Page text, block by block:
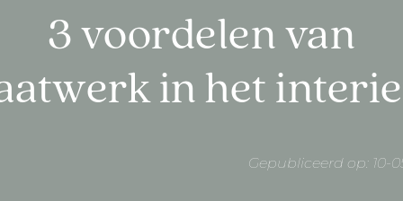
3 voordelen van
in het
Gepubliceerd op: 10-